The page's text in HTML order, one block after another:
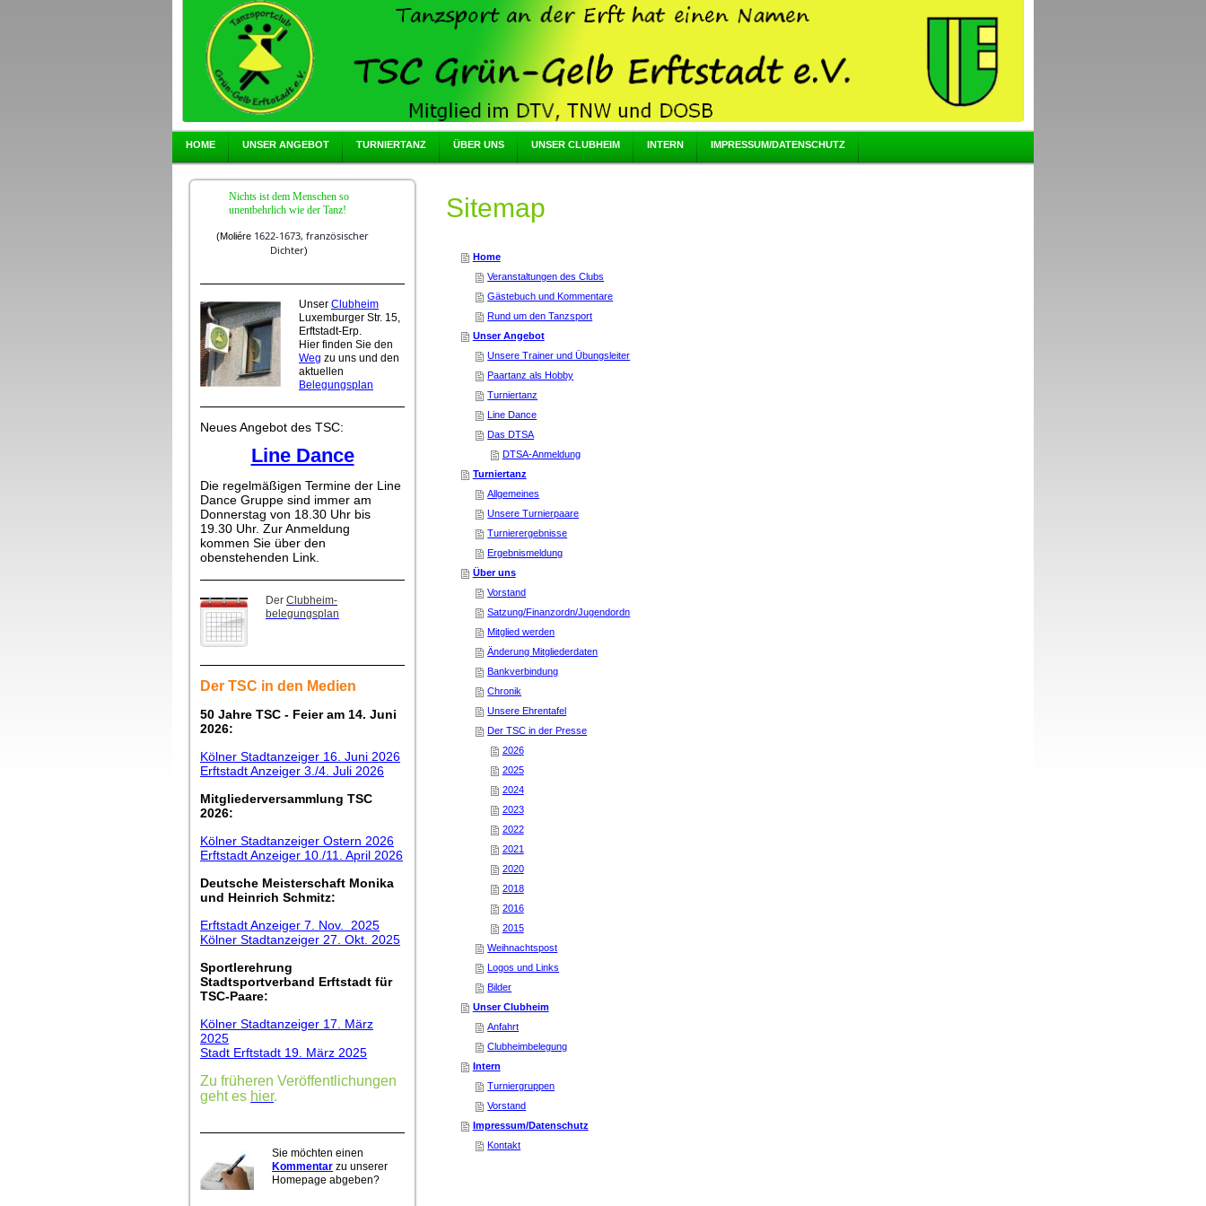
HOME UNSER ANGEBOT TURNIERTANZ ÜBER UNS UNSER CLUBHEIM INTERN IMPRESSUM/DATENSCHUTZ
Nichts ist dem Menschen so
unentbehrlich wie der Tanz!
(Moliére 1622-1673, französischer
Dichter)
Unser Clubheim
Luxemburger Str. 15,
Erftstadt-Erp.
Hier finden Sie den
Weg zu uns und den
aktuellen
Belegungsplan
Neues Angebot des TSC:
Line Dance
Die regelmäßigen Termine der Line
Dance Gruppe sind immer am
Donnerstag von 18.30 Uhr bis
19.30 Uhr. Zur Anmeldung
kommen Sie über den
obenstehenden Link.
Der Clubheim-
belegungsplan
Der TSC in den Medien
50 Jahre TSC - Feier am 14. Juni
2026:
Kölner Stadtanzeiger 16. Juni 2026
Erftstadt Anzeiger 3./4. Juli 2026
Mitgliederversammlung TSC
2026:
Kölner Stadtanzeiger Ostern 2026
Erftstadt Anzeiger 10./11. April 2026
Deutsche Meisterschaft Monika
und Heinrich Schmitz:
Erftstadt Anzeiger 7. Nov. 2025
Kölner Stadtanzeiger 27. Okt. 2025
Sportlerehrung
Stadtsportverband Erftstadt für
TSC-Paare:
Kölner Stadtanzeiger 17. März
2025
Stadt Erftstadt 19. März 2025
Zu früheren Veröffentlichungen
geht es hier.
Sie möchten einen
Kommentar zu unserer
Homepage abgeben?
Sitemap
Home
Veranstaltungen des Clubs
Gästebuch und Kommentare
Rund um den Tanzsport
Unser Angebot
Unsere Trainer und Übungsleiter
Paartanz als Hobby
Turniertanz
Line Dance
Das DTSA
DTSA-Anmeldung
Turniertanz
Allgemeines
Unsere Turnierpaare
Turnierergebnisse
Ergebnismeldung
Über uns
Vorstand
Satzung/Finanzordn/Jugendordn
Mitglied werden
Änderung Mitgliederdaten
Bankverbindung
Chronik
Unsere Ehrentafel
Der TSC in der Presse
2026
2025
2024
2023
2022
2021
2020
2018
2016
2015
Weihnachtspost
Logos und Links
Bilder
Unser Clubheim
Anfahrt
Clubheimbelegung
Intern
Turniergruppen
Vorstand
Impressum/Datenschutz
Kontakt